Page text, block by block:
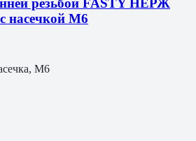
насечкой M6
М6